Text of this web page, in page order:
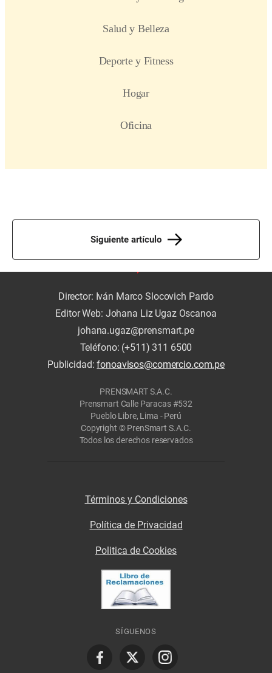
Siguiente artículo
Director: Iván Marco Slocovich Pardo
Editor Web: Johana Liz Ugaz Oscanoa
johana.ugaz@prensmart.pe
Teléfono: (+511) 311 6500
Publicidad:fonoavisos@comercio.com.pe
PRENSMART S.A.C.
Prensmart Calle Paracas #532
Pueblo Libre, Lima - Perú
Copyright © PrenSmart S.A.C.
Todos los derechos reservados
Términos y Condiciones
Política de Privacidad
Politica de Cookies
SÍGUENOS